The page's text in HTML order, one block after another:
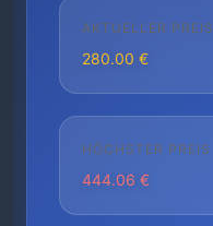
AKTUELLER PREIS
280.00 €
HÖCHSTER PREIS
444.06 €